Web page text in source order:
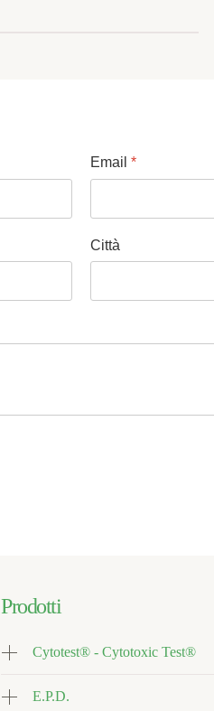
Email *
Città
Prodotti
Cytotest® - Cytotoxic Test®
E.P.D.